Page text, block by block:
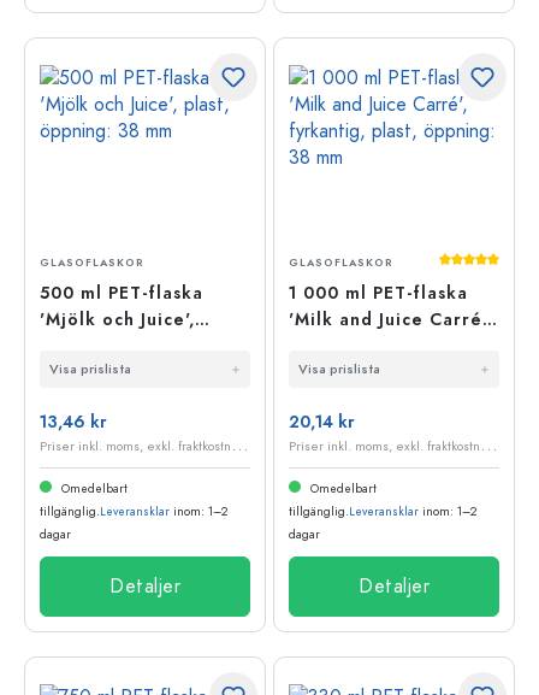
GLASOFLASKOR
500 ml PET-flaska
'Mjölk och Juice',
Visa prislista
13,46 kr
P
riser inkl. moms, exkl. fraktkostnader
Omedelbart
tillgänglig.Leveransklar inom: 1–2
dagar
Detaljer
GLASOFLASKOR
1 000 ml PET-flaska
'Milk and Juice Carré',
öppning: 38 mm
Visa prislista
20,14 kr
P
riser inkl. moms, exkl. fraktkostnader
Omedelbart
tillgänglig.Leveransklar inom: 1–2
dagar
Detaljer